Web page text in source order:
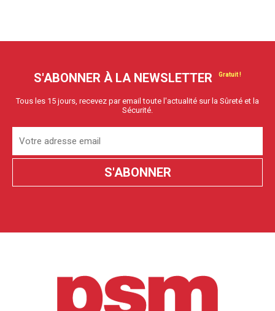
S'ABONNER À LA NEWSLETTER
Tous les 15 jours, recevez par email toute l'actualité sur la Sûreté et la
Sécurité.